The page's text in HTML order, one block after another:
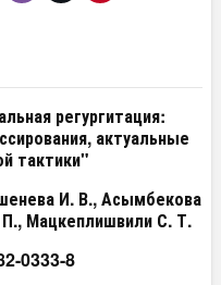
регургитация:
актуальные
тактики"
И. В., Асымбекова
Мацкеплишвили С. Т.
0333-8